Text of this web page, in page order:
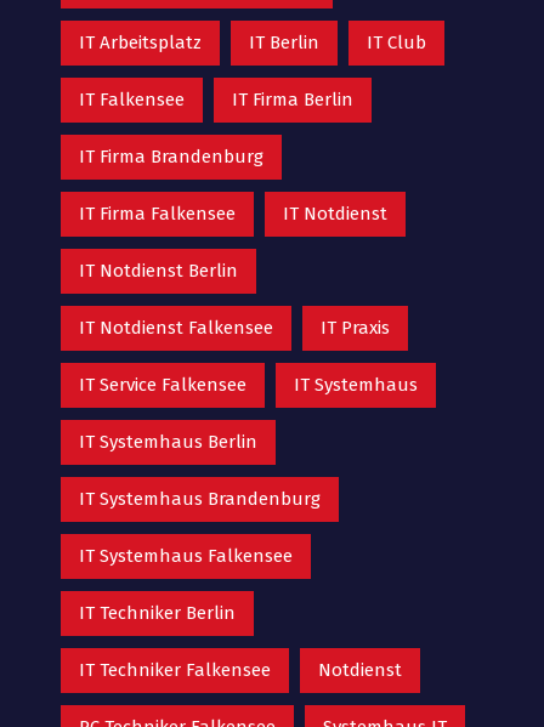
IT Arbeitsplatz IT Berlin IT Club
IT Falkensee IT Firma Berlin
IT Firma Brandenburg
IT Firma Falkensee IT Notdienst
IT Notdienst Berlin
IT Notdienst Falkensee IT Praxis
IT Service Falkensee IT Systemhaus
IT Systemhaus Berlin
IT Systemhaus Brandenburg
IT Systemhaus Falkensee
IT Techniker Berlin
IT Techniker Falkensee Notdienst